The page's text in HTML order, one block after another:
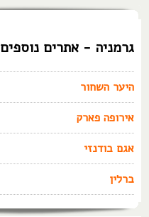
גרמניה - אתרים נוספים
היער השחור
אירופה פארק
אגם בודנזי
ברלין